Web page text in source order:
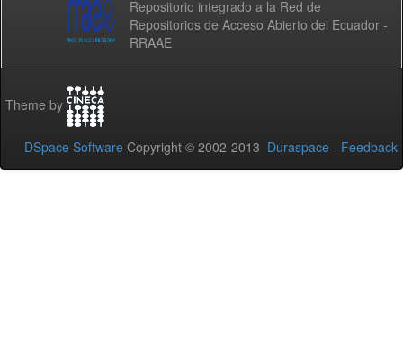
Repositorio integrado a la Red de
Repositorios de Acceso Abierto del Ecuador -
RRAAE
Theme by
DSpace Software Copyright © 2002-2013 Duraspace - Feedback